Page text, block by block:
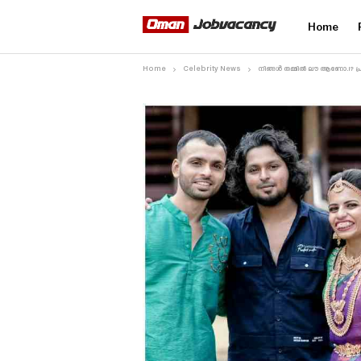
Home
Home Celebrity News നിങ്ങൾ തമ്മിൽ ലൗ ആണോ.!?